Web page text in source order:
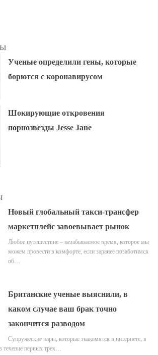
Ученые определили гены, которые
борются с коронавирусом
Шокирующие откровения
порнозвезды Jesse Jane
Новый глобальный такси-трансфер
маркетплейс завоевывает рынок
Любое путешествие – незабываемое время, которое мы
можем провести в комфорте, если заранее позаботимся
об…
Британские ученые выяснили, в
каком случае ваш брак точно
закончится разводом
Супружеские пары, которые знакомятся в интернете, в
течение первых трех…